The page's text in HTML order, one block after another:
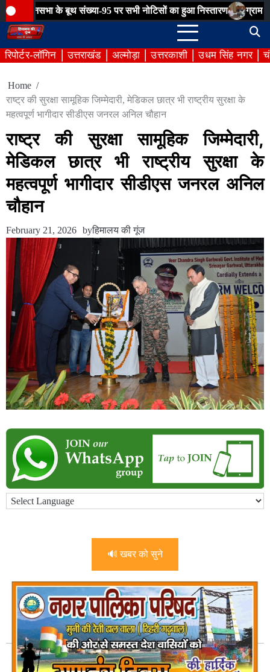
Skip
to
content
संख्या-95 पर सभी नोटिसों का हुआ निस्तारण ग्राम पंचायतों में ठोस
रिपोर्टर-लॉगिन उत्तराखंड अल्मोड़ा उत्तरकाशी उधम सिंह नगर
Home
राष्ट्र की सुरक्षा सामूहिक जिम्मेदारी, मेडिकल छात्र भी राष्ट्रीय सुरक्षा के
महत्वपूर्ण भागीदार सीडीएस जनरल अनिल चौहान
राष्ट्र की सुरक्षा सामूहिक जिम्मेदारी,
मेडिकल छात्र भी राष्ट्रीय सुरक्षा के
महत्वपूर्ण भागीदार सीडीएस जनरल अनिल
चौहान
February 21, 2026 byहिमालय की गूंज
🔊 खबर को सुने